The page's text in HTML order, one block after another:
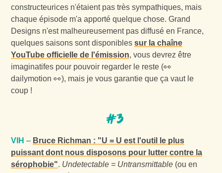
constructeurices n'étaient pas très sympathiques, mais
chaque épisode m'a apporté quelque chose. Grand
Designs n'est malheureusement pas diffusé en France,
quelques saisons sont disponiblessur la chaîne
YouTube officielle de l'émission, vous devrez être
imaginatifes pour pouvoir regarder le reste (👀
dailymotion 👀), mais je vous garantie que ça vaut le
coup !
#3
VIH – Bruce Richman : "U = U est l'outil le plus
puissant dont nous disposons pour lutter contre la
sérophobie". Undetectable = Untransmittable (ou en